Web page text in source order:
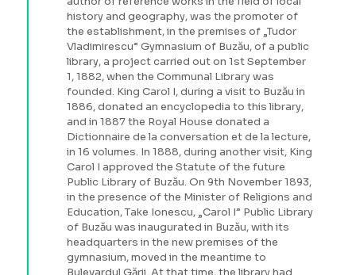
history and geography, was the promoter of
the establishment, in the premises of „Tudor
Vladimirescu” Gymnasium of Buzău, of a public
library, a project carried out on 1st September
1, 1882, when the Communal Library was
founded. King Carol I, during a visit to Buzău in
1886, donated an encyclopedia to this library,
and in 1887 the Royal House donated a
Dictionnaire de la conversation et de la lecture,
in 16 volumes. In 1888, during another visit, King
Carol I approved the Statute of the future
Public Library of Buzău. On 9th November 1893,
in the presence of the Minister of Religions and
Education, Take Ionescu, „Carol I” Public Library
of Buzău was inaugurated in Buzău, with its
headquarters in the new premises of the
gymnasium, moved in the meantime to